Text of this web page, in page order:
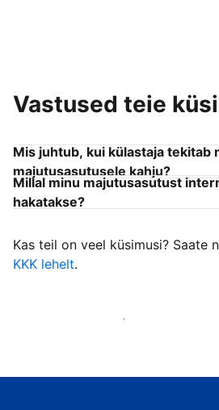
Vastused teie
Mis juhtub, kui külastaja tekitab
majutusasutusele kahju?
Millal minu majutusasutust
hakatakse?
Kas teil on veel küsimusi? Saate
KKK lehelt.
Alusta külastajate vastuvõtmist